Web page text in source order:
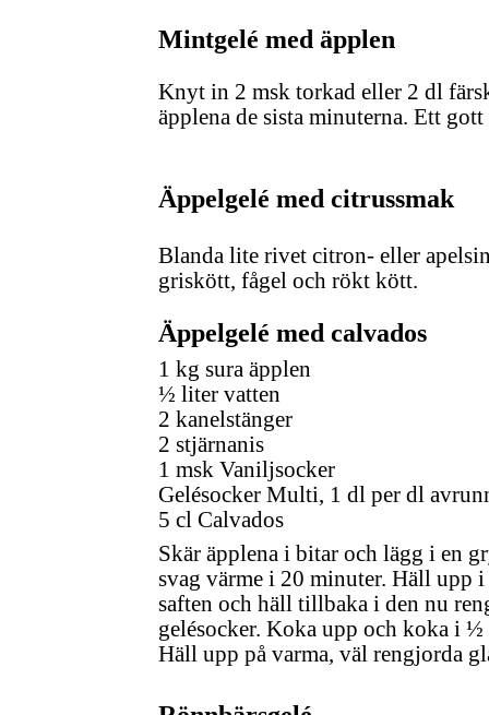
Mintgelé med äpplen
Knyt in 2 msk torkad eller 2 dl
äpplena de sista minuterna. Ett
Äppelgelé med citrussmak
Blanda lite rivet citron- eller
griskött, fågel och rökt kött.
Äppelgelé med calvados
1 kg sura äpplen
½ liter vatten
2 kanelstänger
2 stjärnanis
1 msk Vaniljsocker
Gelésocker Multi, 1 dl per dl
5 cl Calvados
Skär äpplena i bitar och lägg i en
svag värme i 20 minuter. Häll upp
saften och häll tillbaka i den nu
gelésocker. Koka upp och koka i
Häll upp på varma, väl rengjorda